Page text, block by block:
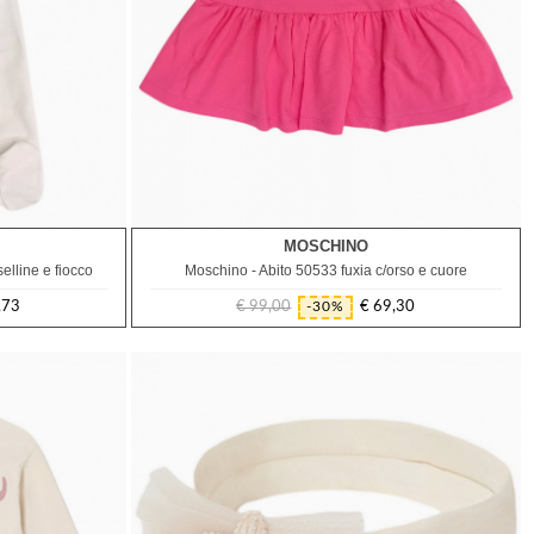
e fiocco
9M
MOSCHINO
Moschino - Abito 50533 fuxia c/orso e cuore
Prezzo
€ 99,00 -30%
Prezzo
€ 69,30